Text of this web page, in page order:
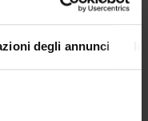
degli annunci
of Tuscany
the strength and
varieties in these
up in the high
called